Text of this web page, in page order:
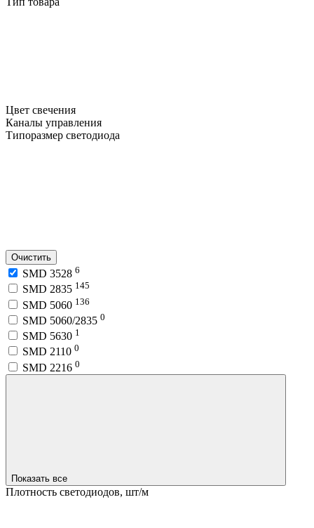
Цвет свечения
Каналы управления
Типоразмер светодиода
Очистить
SMD 3528 6
SMD 2835 145
SMD 5060 136
SMD 5060/2835 0
SMD 5630 1
SMD 2110 0
SMD 2216 0
Показать все
Плотность светодиодов, шт/м